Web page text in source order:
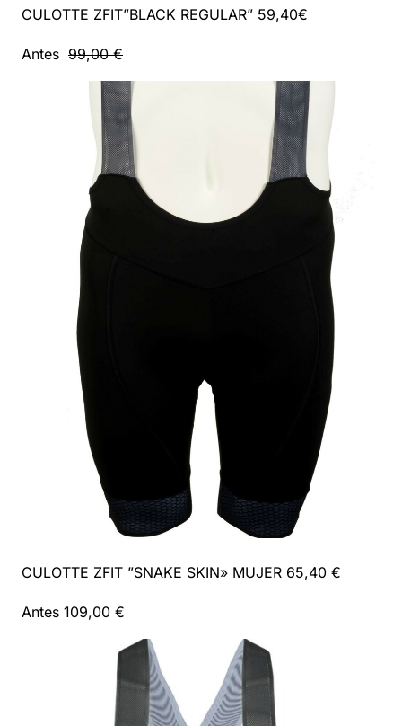
CULOTTE ZFIT”BLACK REGULAR” 59,40€
Antes 99,00 €
CULOTTE ZFIT ”SNAKE SKIN» MUJER 65,40 €
Antes 109,00 €